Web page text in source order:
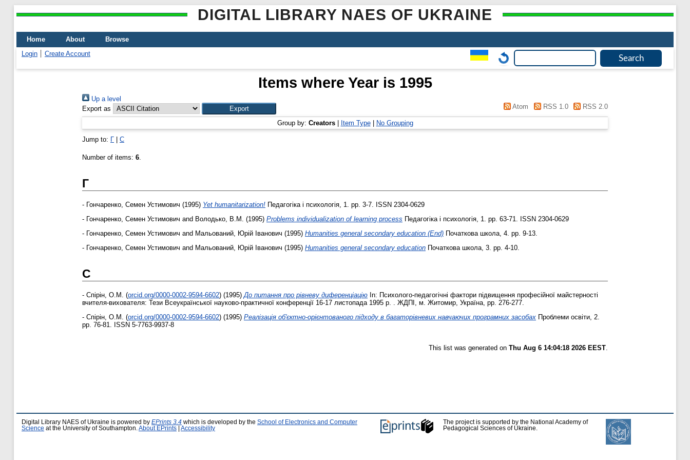
DIGITAL LIBRARY NAES OF UKRAINE
Home About
Browse
Login
Create Account
Items where Year is 1995
Up a level
Export as
Atom RSS 1.0 RSS 2.0
Group by: Creators| Item Type| No Grouping
Jump to: Г С
Number of items: 6.
Г
- Гончаренко, Семен Устимович (1995) Yet humanitarization! Педагогіка і психологія, 1. pp. 3-7. ISSN 2304-0629
- Гончаренко, Семен Устимович and Володько, В.М. (1995) Problems individualization of learning process Педагогіка і психологія, 1. pp. 63-71. ISSN 2304-0629
- Гончаренко, Семен Устимович and Мальований, Юрій Іванович (1995) Humanities general secondary education (End) Початкова школа, 4. pp. 9-13.
- Гончаренко, Семен Устимович and Мальований, Юрій Іванович (1995) Humanities general secondary education Початкова школа, 3. pp. 4-10.
С
- Спірін, О.М. (orcid.org/0000-0002-9594-6602) (1995) До питання про рівневу диференціацію In: Психолого-педагогічні фактори підвищення професійної майстерності
вчителя-вихователя: Тези Всеукраїнської науково-практичної конференції 16-17 листопада 1995 р. . ЖДПІ, м. Житомир, Україна, pp. 276-277.
- Спірін, О.М. (orcid.org/0000-0002-9594-6602) (1995) Реалізація об'єктно-орієнтованого підходу в багаторівневих навчаючих програмних засобах Проблеми освіти, 2.
pp. 76-81. ISSN 5-7763-9937-8
This list was generated on Thu Aug 6 14:04:18 2026 EEST
Digital Library NAES of Ukraine is powered by EPrints 3.4 which is developed by the School of Electronics and Computer
Science at the University of Southampton. About EPrints Accessibility
The project is supported by the National Academy of
Pedagogical Sciences of Ukraine.